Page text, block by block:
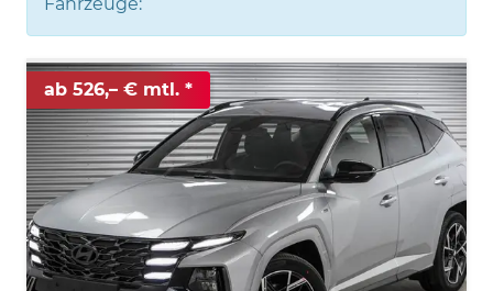
ab 526,– € mtl.